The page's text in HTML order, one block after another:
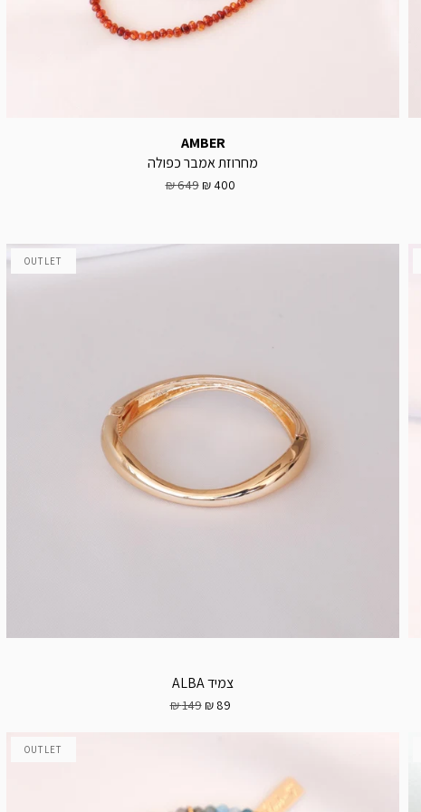
AMBER
מחרוזת אמבר כפולה
400 ₪
649 ₪
OUTLET
צמיד ALBA
89 ₪
149 ₪
OUTLET